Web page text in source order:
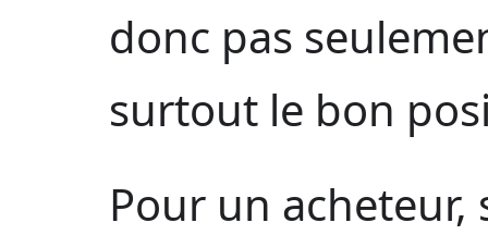
donc pas
surtout le bon
Pour un acheteur,